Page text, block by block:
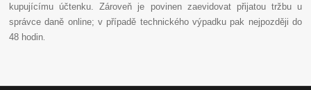
kupujícímu účtenku. Zároveň je povinen zaevidovat přijatou tržbu u
správce daně online; v případě technického výpadku pak nejpozději do
48 hodin